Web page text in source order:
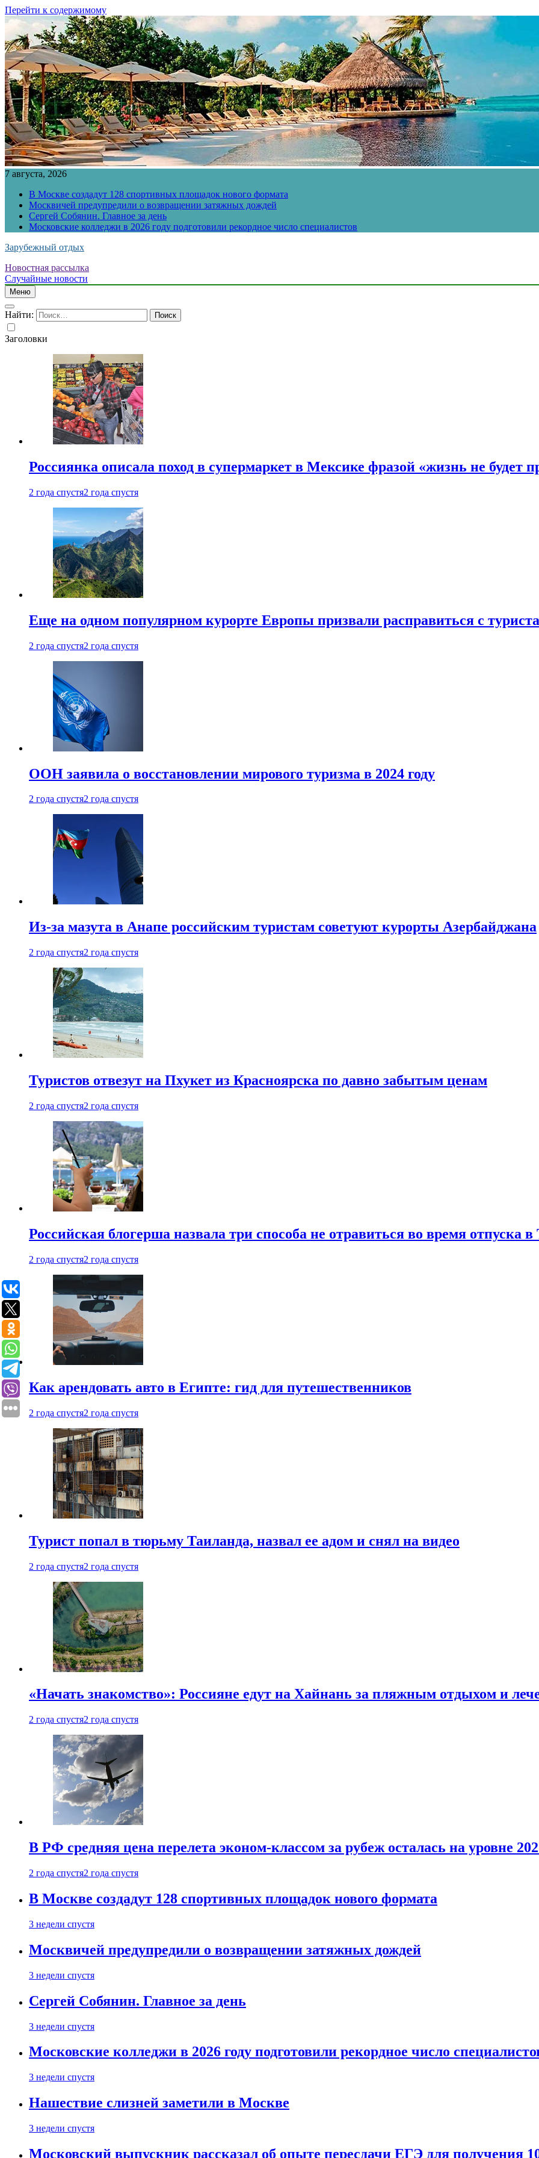
Перейти к содержимому
7 августа, 2026
В Москве создадут 128 спортивных площадок нового формата
Москвичей предупредили о возвращении затяжных дождей
Сергей Собянин. Главное за день
Московские колледжи в 2026 году подготовили рекордное число специалистов
Зарубежный отдых
Новостная рассылка
Случайные новости
Меню
Найти:
Заголовки
Россиянка описала поход в супермаркет в Мексике фразой «жизнь не будет
2 года спустя2 года спустя
Еще на одном популярном курорте Европы призвали расправиться с
2 года спустя2 года спустя
ООН заявила о восстановлении мирового туризма в 2024 году
2 года спустя2 года спустя
Из-за мазута в Анапе российским туристам советуют курорты Азербайджана
2 года спустя2 года спустя
Туристов отвезут на Пхукет из Красноярска по давно забытым ценам
2 года спустя2 года спустя
Российская блогерша назвала три способа не отравиться во время отпуска в
2 года спустя2 года спустя
Как арендовать авто в Египте: гид для путешественников
2 года спустя2 года спустя
Турист попал в тюрьму Таиланда, назвал ее адом и снял на видео
2 года спустя2 года спустя
«Начать знакомство»: Россияне едут на Хайнань за пляжным отдыхом и
2 года спустя2 года спустя
В РФ средняя цена перелета эконом-классом за рубеж осталась на уровне
2 года спустя2 года спустя
В Москве создадут 128 спортивных площадок нового формата
3 недели спустя
Москвичей предупредили о возвращении затяжных дождей
3 недели спустя
Сергей Собянин. Главное за день
3 недели спустя
Московские колледжи в 2026 году подготовили рекордное число
3 недели спустя
Нашествие слизней заметили в Москве
3 недели спустя
Московский выпускник рассказал об опыте пересдачи ЕГЭ для получения